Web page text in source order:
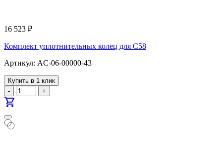
16 523 ₽
Комплект уплотнительных колец для С58
Артикул: AC-06-00000-43
Купить в 1 клик
-
+
shopping_cart